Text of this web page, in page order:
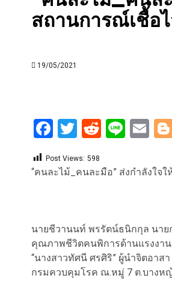
สถานการณ์เชื้อ
19/05/2021
Facebook
Twitter
Reddit
Line
Post Views: 598
“คนละไม้_คนละมือ” ส่งกำลังใจ
นายชีวานนท์ พรรัตน์ธนิกกุล นา
คุณภาพชีวิตคนพิการด้านแรงงา
“นางสาวทัศนี ศรศิริ” ผู้นำจิตอา
กรมควบคุมโรค ณ.หมู่ 7 ต.บางห